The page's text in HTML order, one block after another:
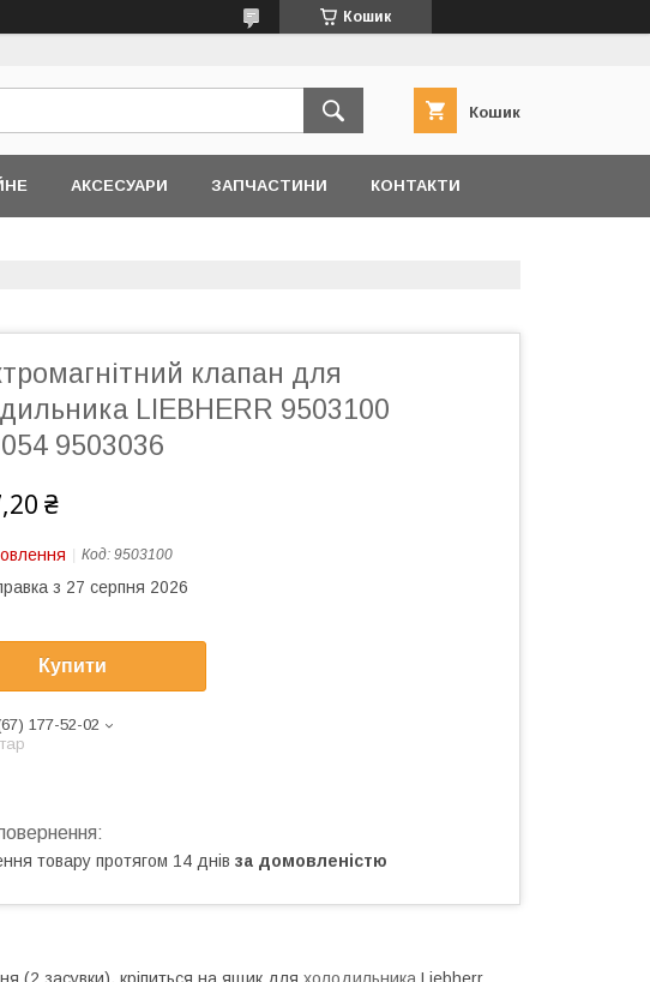
Кошик
Кошик
АКСЕСУАРИ ЗАПЧАСТИНИ КОНТАКТИ
клапан для
LIEBHERR 9503100
9503036
₴
Код: 9503100
з 27 серпня 2026
Купити
177-52-02
товару протягом 14 днів за домовленістю
(2 засувки), кріпиться на ящик для холодильника Liebherr